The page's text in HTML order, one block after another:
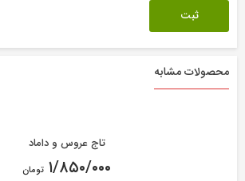
محصولات مشابه
تاج عروس و داماد
۱/۸۵۰/۰۰۰ تومان